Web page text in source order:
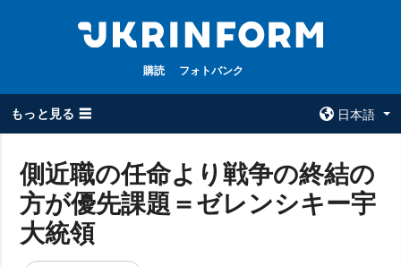
購読 フォトバンク
もっと見る ☰
日本語
全てのトピック
戦争
ウクルインフォ
側近職の任命より戦争の終結の
方が優先課題＝ゼレンシキー宇
大統領